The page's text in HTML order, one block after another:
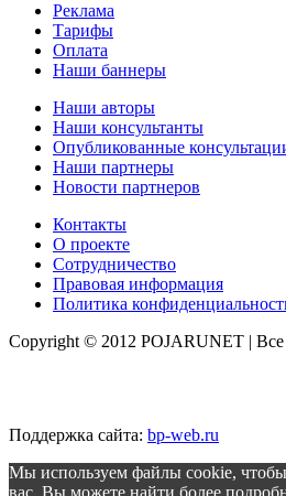
Реклама
Тарифы
Оплата
Наши баннеры
Наши авторы
Наши консультанты
Опубликованные
Наши партнеры
Новости партнеров
Контакты
О проекте
Сотрудничество
Правовая информация
Политика
Copyright © 2012 POJARUNET |
Поддержка сайта: bp-web.ru
Мы используем файлы cookie,
вас. Вы можете найти более